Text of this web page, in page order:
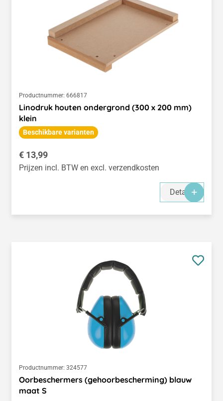
Productnummer: 666817
Linodruk houten ondergrond (300 x 200 mm)
klein
Beschikbare varianten
Normale prijs:
€ 13,99
Prijzen incl. BTW en excl. verzendkosten
Details
Productnummer: 324577
Oorbeschermers (gehoorbescherming) blauw
maat S